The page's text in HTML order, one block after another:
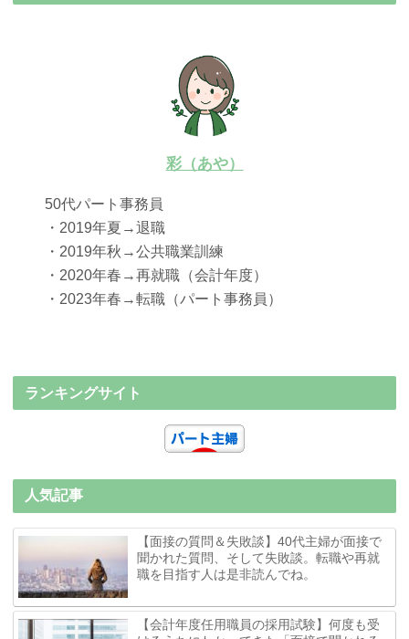
彩（あや）
50代パート事務員
・2019年夏→退職
・2019年秋→公共職業訓練
・2020年春→再就職（会計年度）
・2023年春→転職（パート事務員）
ランキングサイト
人気記事
【面接の質問＆失敗談】40代主婦が面接で
聞かれた質問、そして失敗談。転職や再就
職を目指す人は是非読んでね。
【会計年度任用職員の採用試験】何度も受